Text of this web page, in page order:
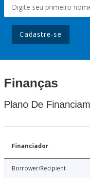
Cadastre-se
Finanças
Plano De
Financiador
Borrower/Recipient